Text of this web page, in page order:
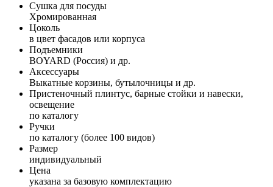
Сушка для посуды
Хромированная
Цоколь
в цвет фасадов или корпуса
Подъемники
BOYARD (Россия) и др.
Аксессуары
Выкатные корзины, бутылочницы и др.
Пристеночный плинтус, барные стойки и навески,
освещение
по каталогу
Ручки
по каталогу (более 100 видов)
Размер
индивидуальный
Цена
указана за базовую комплектацию